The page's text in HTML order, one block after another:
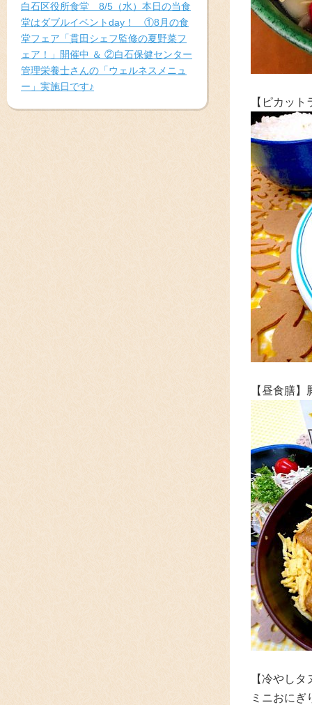
白石区役所食堂 8/5（水）本日の当食
堂はダブルイベントday！ ①8月の食
堂フェア「貫田シェフ監修の夏野菜フ
ェア！」開催中 ＆ ②白石保健センター
管理栄養士さんの「ウェルネスメニュ
ー」実施日です♪
【ピカッ
【昼食膳
【冷やしタ
ミニおにぎ